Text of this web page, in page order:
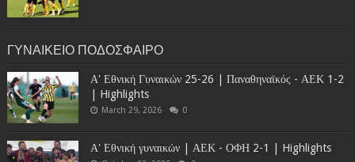
ΓΥΝΑΙΚΕΙΟ ΠΟΔΟΣΦΑΙΡΟ
Α' Εθνική Γυναικών 25-26 | Παναθηναϊκός - ΑΕΚ 1-2
| Highlights
March 29, 2026 0
Α' Εθνική γυναικών | ΑΕΚ - ΟΦΗ 2-1 | Highlights